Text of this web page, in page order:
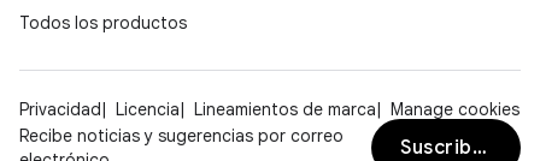
Todos los productos
Privacidad Licencia Lineamientos de marca
Manage cookies
Recibe noticias y sugerencias por correo
Suscribirse